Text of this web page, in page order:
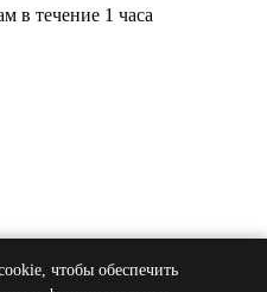
в течение 1 часа
чтобы обеспечить